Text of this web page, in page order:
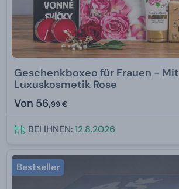
Geschenkboxeo für Frauen - Mit
Luxuskosmetik Rose
Von 56,99 €
BEI IHNEN:12.8.2026
Bestseller